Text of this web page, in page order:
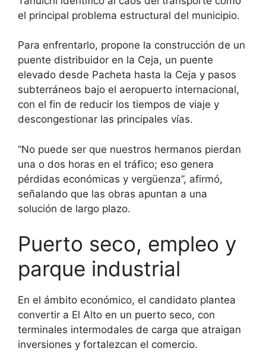
el principal problema estructural del municipio.
Para enfrentarlo, propone la construcción de un
puente distribuidor en la Ceja, un puente
elevado desde Pacheta hasta la Ceja y pasos
subterráneos bajo el aeropuerto internacional,
con el fin de reducir los tiempos de viaje y
descongestionar las principales vías.
“No puede ser que nuestros hermanos pierdan
una o dos horas en el tráfico; eso genera
pérdidas económicas y vergüenza”, afirmó,
señalando que las obras apuntan a una
solución de largo plazo.
Puerto seco, empleo y
parque industrial
En el ámbito económico, el candidato plantea
convertir a El Alto en un puerto seco, con
terminales intermodales de carga que atraigan
inversiones y fortalezcan el comercio.